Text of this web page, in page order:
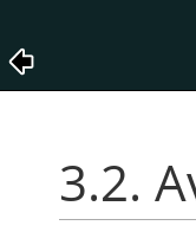
3.2.